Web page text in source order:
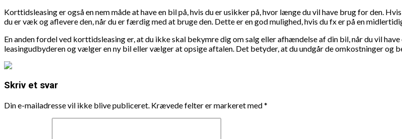
Korttidsleasing er også en nem måde at have en bil på, hvis du er usikker på, hvor længe du vil have brug for den.
du er væk og aflevere den, når du er færdig med at bruge den. Dette er en god mulighed, hvis du fx er på en
En anden fordel ved korttidsleasing er, at du ikke skal bekymre dig om salg eller afhændelse af din bil, når du vil
leasingudbyderen og vælger en ny bil eller vælger at opsige aftalen. Det betyder, at du undgår de omkostninger og
Skriv et svar
Din e-mailadresse vil ikke blive publiceret. Krævede felter er markeret med*